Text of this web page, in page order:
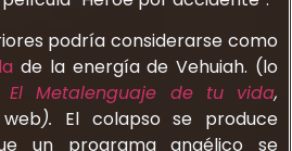
podría considerarse como
de la energía de Vehuiah. (lo
El Metalenguaje de tu vida,
). El colapso se produce
un programa angélico se